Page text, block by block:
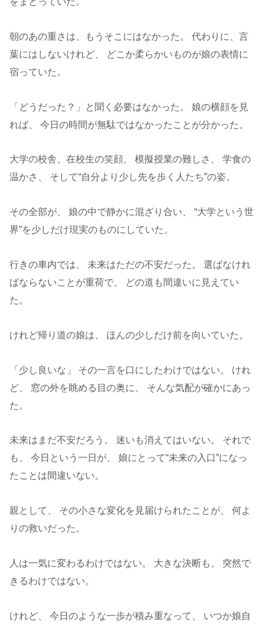
朝のあの重さは、もうそこにはなかった。 代わりに、言
葉にはしないけれど、 どこか柔らかいものが娘の表情に
宿っていた。
「どうだった？」と聞く必要はなかった。 娘の横顔を見
れば、 今日の時間が無駄ではなかったことが分かった。
大学の校舎、在校生の笑顔、 模擬授業の難しさ、 学食の
温かさ、 そして“自分より少し先を歩く人たち”の姿。
その全部が、 娘の中で静かに混ざり合い、 “大学という世
界”を少しだけ現実のものにしていた。
行きの車内では、 未来はただの不安だった。 選ばなけれ
ばならないことが重荷で、 どの道も間違いに見えてい
た。
けれど帰り道の娘は、 ほんの少しだけ前を向いていた。
「少し良いな」 その一言を口にしたわけではない。 けれ
ど、 窓の外を眺める目の奥に、 そんな気配が確かにあっ
た。
未来はまだ不安だろう。 迷いも消えてはいない。 それで
も、 今日という一日が、 娘にとって“未来の入口”になっ
たことは間違いない。
親として、 その小さな変化を見届けられたことが、 何よ
りの救いだった。
人は一気に変わるわけではない。 大きな決断も、 突然で
きるわけではない。
けれど、 今日のような一歩が積み重なって、 いつか娘自